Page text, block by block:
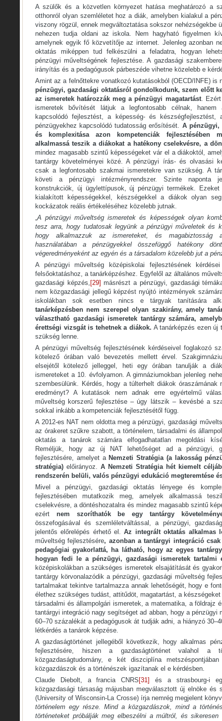
A szülők és a közvetlen környezet hatása meghatározó a
otthonról olyan szemléletet hoz a diák, amelyben kialakul a
viszony rögzül, ennek megváltoztatása sokszor nehézségekbe
nehezen tudja oldani az iskola. Nem hagyható figyelmen
amelynek egyik fő közvetítője az internet. Jelenleg azonban
oktatás miképpen tud felkészülni a feladatra, hogyan
pénzügyi műveltségének fejlesztése. A gazdasági
irányítás és a pedagógusok párbeszéde vihetne közelebb e
Amint az a felnőttekre vonatkozó kutatásokból (OECD/INFE) is
pénzügyi, gazdasági oktatásról gondolkodunk, szem előtt
az ismeretek határozzák meg a pénzügyi magatartást. Ezért
ismeretek bővítését látjuk a legfontosabb célnak, hanem
kapcsolódó fejlesztést, a képesség- és készségfejlesztést,
pénzügyekhez kapcsolódó tudatosság erősítését. A pénzügyi,
és komplexitása azon kompetenciák fejlesztésében
alkalmassá teszik a diákokat a hatékony cselekvésre, a
mindez magasabb szintű képességeket vár el a diákoktól,
tantárgy követelményei közé. A pénzügyi írás- és olvasási
csak a legfontosabb szakmai ismeretekre van szükség. A
követi a pénzügyi intézményrendszer. Szinte naponta
konstrukciók, új ügylettípusok, új pénzügyi termékek.
kialakított képességekkel, készségekkel a diákok olyan
kockázatok reális értékeléséhez közelebb jutnak.
„A pénzügyi műveltség ismeretek és képességek olyan
tesz arra, hogy tudatosak legyünk a pénzügyi műveletek és
hogy alkalmazzuk az ismereteket, és magabiztosság
használatában a pénzügyekkel összefüggő hatékony
végeredményeként az egyén és a társadalom közelebb jut a
A pénzügyi műveltség középiskolai fejlesztésének
felsőoktatáshoz, a tanárképzéshez. Egyfelől az általános
gazdasági képzés, [29] másrészt a pénzügyi, gazdasági
nem közgazdasági jellegű képzést nyújtó intézmények
iskolákban sok esetben nincs e tárgyak tanítására
tanárképzésben nem szerepel olyan szakirány, amely
választható gazdasági ismeretek tantárgy számára,
érettségi vizsgát is tehetnek a diákok. A tanárképzés ezen új
szükség lenne.
A pénzügyi műveltség fejlesztésének kérdéseivel foglakozó
kötelező órában való bevezetés mellett érvel.
elsejétől kötelező jelleggel, heti egy órában tanulják a
ismereteket a 10. évfolyamon. A gimnáziumokban jelenleg
szembesülünk. Kérdés, hogy a túlterhelt diákok óraszámának
eredményt? A kutatások nem adnak erre egyértelmű
műveltség korszerű fejlesztése – úgy látszik – kevésbé a
sokkal inkább a kompetenciák fejlesztésétől függ.
A 2012-es NAT nem oldotta meg a pénzügyi, gazdasági
az órakeret szűkre szabott, a történelem, társadalmi és
oktatás a tanárok számára elfogadhatatlan megoldási
Reméljük, hogy az új NAT lehetőséget ad a pénzügyi,
fejlesztésére, amelyet a Nemzeti Stratégia (a lakosság
stratégia) előirányoz. A Nemzeti Stratégia hét kiemelt
rendszerén belüli, valós pénzügyi edukáció megteremtése
Mivel a pénzügyi, gazdasági oktatás lényege és
fejlesztésében mutatkozik meg, amelyek alkalmassá
cselekvésre, a döntéshozatalra és mindez magasabb szintű
ezért nem szoríthatók be egy tantárgy
összefogásával és szemléletváltással, a pénzügyi,
jelentős előrelépés érhető el.Az integrált oktatás alkalmas
műveltség fejlesztésére, azonban a tantárgyi integráció
pedagógiai gyakorlattá, ha látható, hogy az egyes
hogyan fedi le a pénzügyi, gazdasági ismeretek tartalmi
középiskolákban a szükséges ismeretek elsajátítását és
tantárgy körvonalazódik a pénzügyi, gazdasági műveltség
tartalmakat tekintve tartalmazza annak lehetőségét, hogy e
élethez szükséges tudást, attitűdöt, magatartást, a
társadalmi és állampolgári ismeretek, a matematika, a földrajz
tantárgyi integráció nagy segítséget ad abban, hogy a pénzügyi
60–70 százalékát a pedagógusok át tudják adni, a hiányzó
létkérdés a tanárok képzése.
A gazdaságtörténet jellegéből következik, hogy alkalmas
fejlesztésére, hiszen a gazdaságtörténet valahol a
közgazdaságtudomány, e két diszciplína
közgazdászok és a történészek igazítanak el e kérdésben.
Claude Diebolt, a francia CNRS [31]
és a strasbourg-i
közgazdasági társaság májusban megválasztott új elnöke és
(University of Wisconsin-La Crosse) írja nemrég megjelent
történelem egy része. Mind a közgazdászok, mind a
történeteket próbálják meg elbeszélni a múltról, és